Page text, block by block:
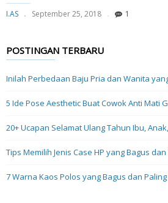
I.AS September 25, 2018 1
POSTINGAN TERBARU
Inilah Perbedaan Baju Pria dan Wanita
5 Ide Pose Aesthetic Buat Cowok Anti Mati
20+ Ucapan Selamat Ulang Tahun Ibu,
Tips Memilih Jenis Case HP yang Bagus
7 Warna Kaos Polos yang Bagus dan